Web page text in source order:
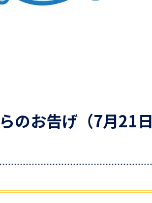
のお告げ（7月21